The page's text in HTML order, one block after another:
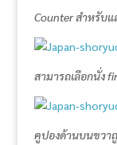
Counter สำหรับ
สามารถเลือกนั่ง
คูปองด้านบนขวา